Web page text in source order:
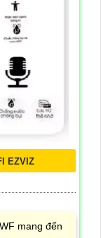
EZVIZ
mang đến